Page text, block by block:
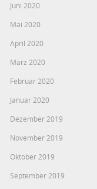
Juni 2020
Mai 2020
April 2020
März 2020
Februar 2020
Januar 2020
Dezember 2019
November 2019
Oktober 2019
September 2019